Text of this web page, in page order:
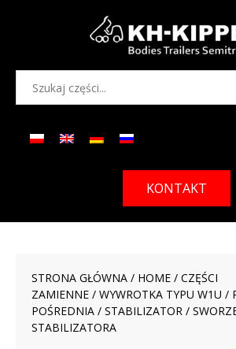
KONTAKT
STRONA GŁÓWNA / HOME / CZĘŚCI
ZAMIENNE / WYWROTKA TYPU W1U /
POŚREDNIA / STABILIZATOR /
STABILIZATORA